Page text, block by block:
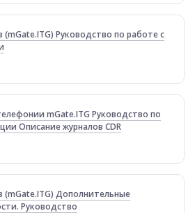
Руководство по работе с
mGate.ITG Руководство по
Описание журналов CDR
(mGate.ITG) Дополнительные
Руководство